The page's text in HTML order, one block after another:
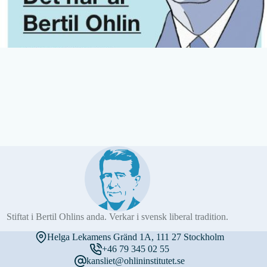
Stiftat i Bertil Ohlins anda. Verkar i svensk liberal tradition.
Helga Lekamens Gränd 1A, 111 27 Stockholm
+46 79 345 02 55
kansliet@ohlininstitutet.se